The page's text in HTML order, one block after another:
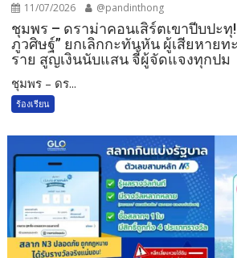
11/07/2026 @pandinthong
ชุมพร – ดราม่าคอนเสิร์ตเขาปีบปะทุ!
ภูวศิษฐ์” ยกเลิกกะทันหัน ผู้เสียหายท
ราย สูญเงินนับแสน จี้ผู้จัดแจงทุกปม
ชุมพร – ดร...
ร้องเรียน